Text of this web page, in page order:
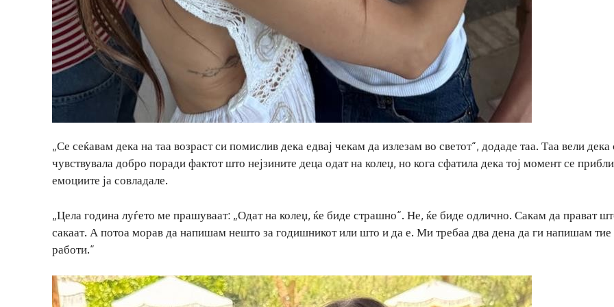
„Се сеќавам дека на таа возраст си помислив дека едвај чекам да излезам во светот“, додаде таа. Таа вели дека
чувствувала добро поради фактот што нејзините деца одат на колеџ, но кога сфатила дека тој момент се
емоциите ја совладале.
„Цела година луѓето ме прашуваат: „Одат на колеџ, ќе биде страшно“. Не, ќе биде одлично. Сакам да прават
сакаат. А потоа морав да напишам нешто за годишникот или што и да е. Ми требаа два дена да ги напишам тие
работи.“